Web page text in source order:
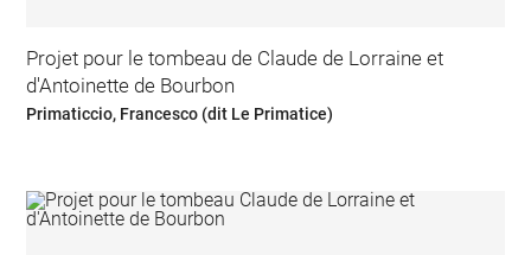
Projet pour le tombeau de Claude de Lorraine et
d'Antoinette de Bourbon
Primaticcio, Francesco (dit Le Primatice)